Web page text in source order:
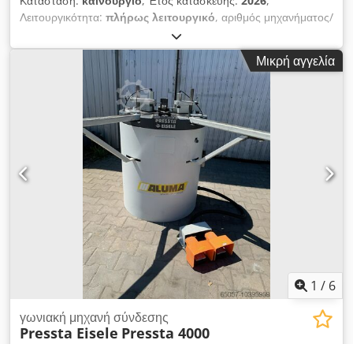
Λειτουργικότητα: πλήρως λειτουργικό, αριθμός μηχανήματος/
SÇ 901 S Pnömatik Alüminyum Köşe Presi
Makinası, - Συμμορφώνεται με τα πρότυπα CE - Μηχανή
γωνιακής πρέσας σχεδιασμένη για σύνδεση προφίλ αλουμινίου
90 μοιρών - 2 ανώτερες πρέσες και πνευματική κίνηση των
λεπίδων - Υπάρχει σύστημα χάρακα mm για το ύψος και την
πρόοδο των λεπίδων. - Η σφήνα κεντραρίσματος είναι
αυτόματη. - Διαθέσιμο κουμπί αποστράγγισης για λεπτή
ρύθμιση - Χρησιμοποιούνται 2 πεντάλ για τις πνευματικές
πρέσες για τη συμπίεση του προφίλ - Οι επιφάνειες του προφίλ
είναι από φύλλο πολυαμιδίου για την αποφυγή ζημιών
Dsdorbiv Aepfx Ahisck - Διαθέσιμοι πλευρικοί βραχίονες
Μικρή αγγελία
1 / 6
γωνιακή μηχανή σύνδεσης
Pressta Eisele Pressta 4000